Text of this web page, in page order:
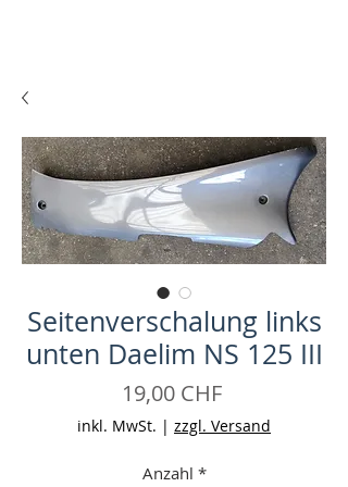
Seitenverschalung links
unten Daelim NS 125 III
19,00 CHFPreis
inkl. MwSt. | zzgl. Versand
Anzahl *